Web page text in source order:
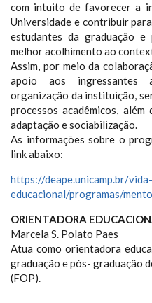
com intuito de favorecer a
Universidade e contribuir
estudantes da graduação
melhor acolhimento ao
Assim, por meio da
apoio aos ingressantes
organização da instituição,
processos acadêmicos,
adaptação e sociabilização.
As informações sobre o
link abaixo:
https://deape.unicamp.br/
educacional/programas/
ORIENTADORA
Marcela S. Polato Paes
Atua como orientadora
graduação e pós- graduação
(FOP).